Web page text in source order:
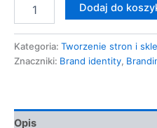
Dodaj do
Kategoria: Tworzenie stron i
Znaczniki: Brand identity,
Opis